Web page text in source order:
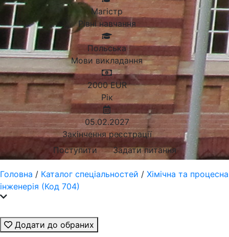
Магістр
Рівні навчання
Польська
Мови викладання
2000 EUR
Рік
05.02.2027
Закінчення реєстрації
Поступити
Задати питання
Головна / Каталог спеціальностей / Хімічна та процесна
інженерія (Код 704)
Додати до обраних